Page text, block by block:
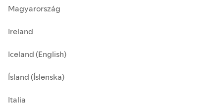
Magyarország
Ireland
Iceland (English)
Ísland (Íslenska)
Italia